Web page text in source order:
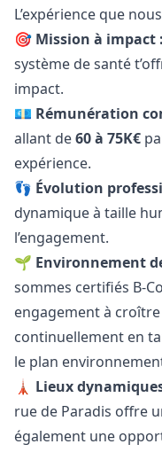
L’expérience que
🎯 Mission à impact :
système de santé
impact.
💶 Rémunération
allant de60 à 75K€
expérience.
👣 Évolution
dynamique à taille
l’engagement.
🌱 Environnement
sommes certifiés B-
engagement à
continuellement en
le plan
🗼 Lieux
rue de Paradis offre
également une